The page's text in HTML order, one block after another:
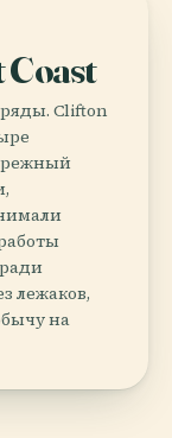
Clifton
лежаков,
на